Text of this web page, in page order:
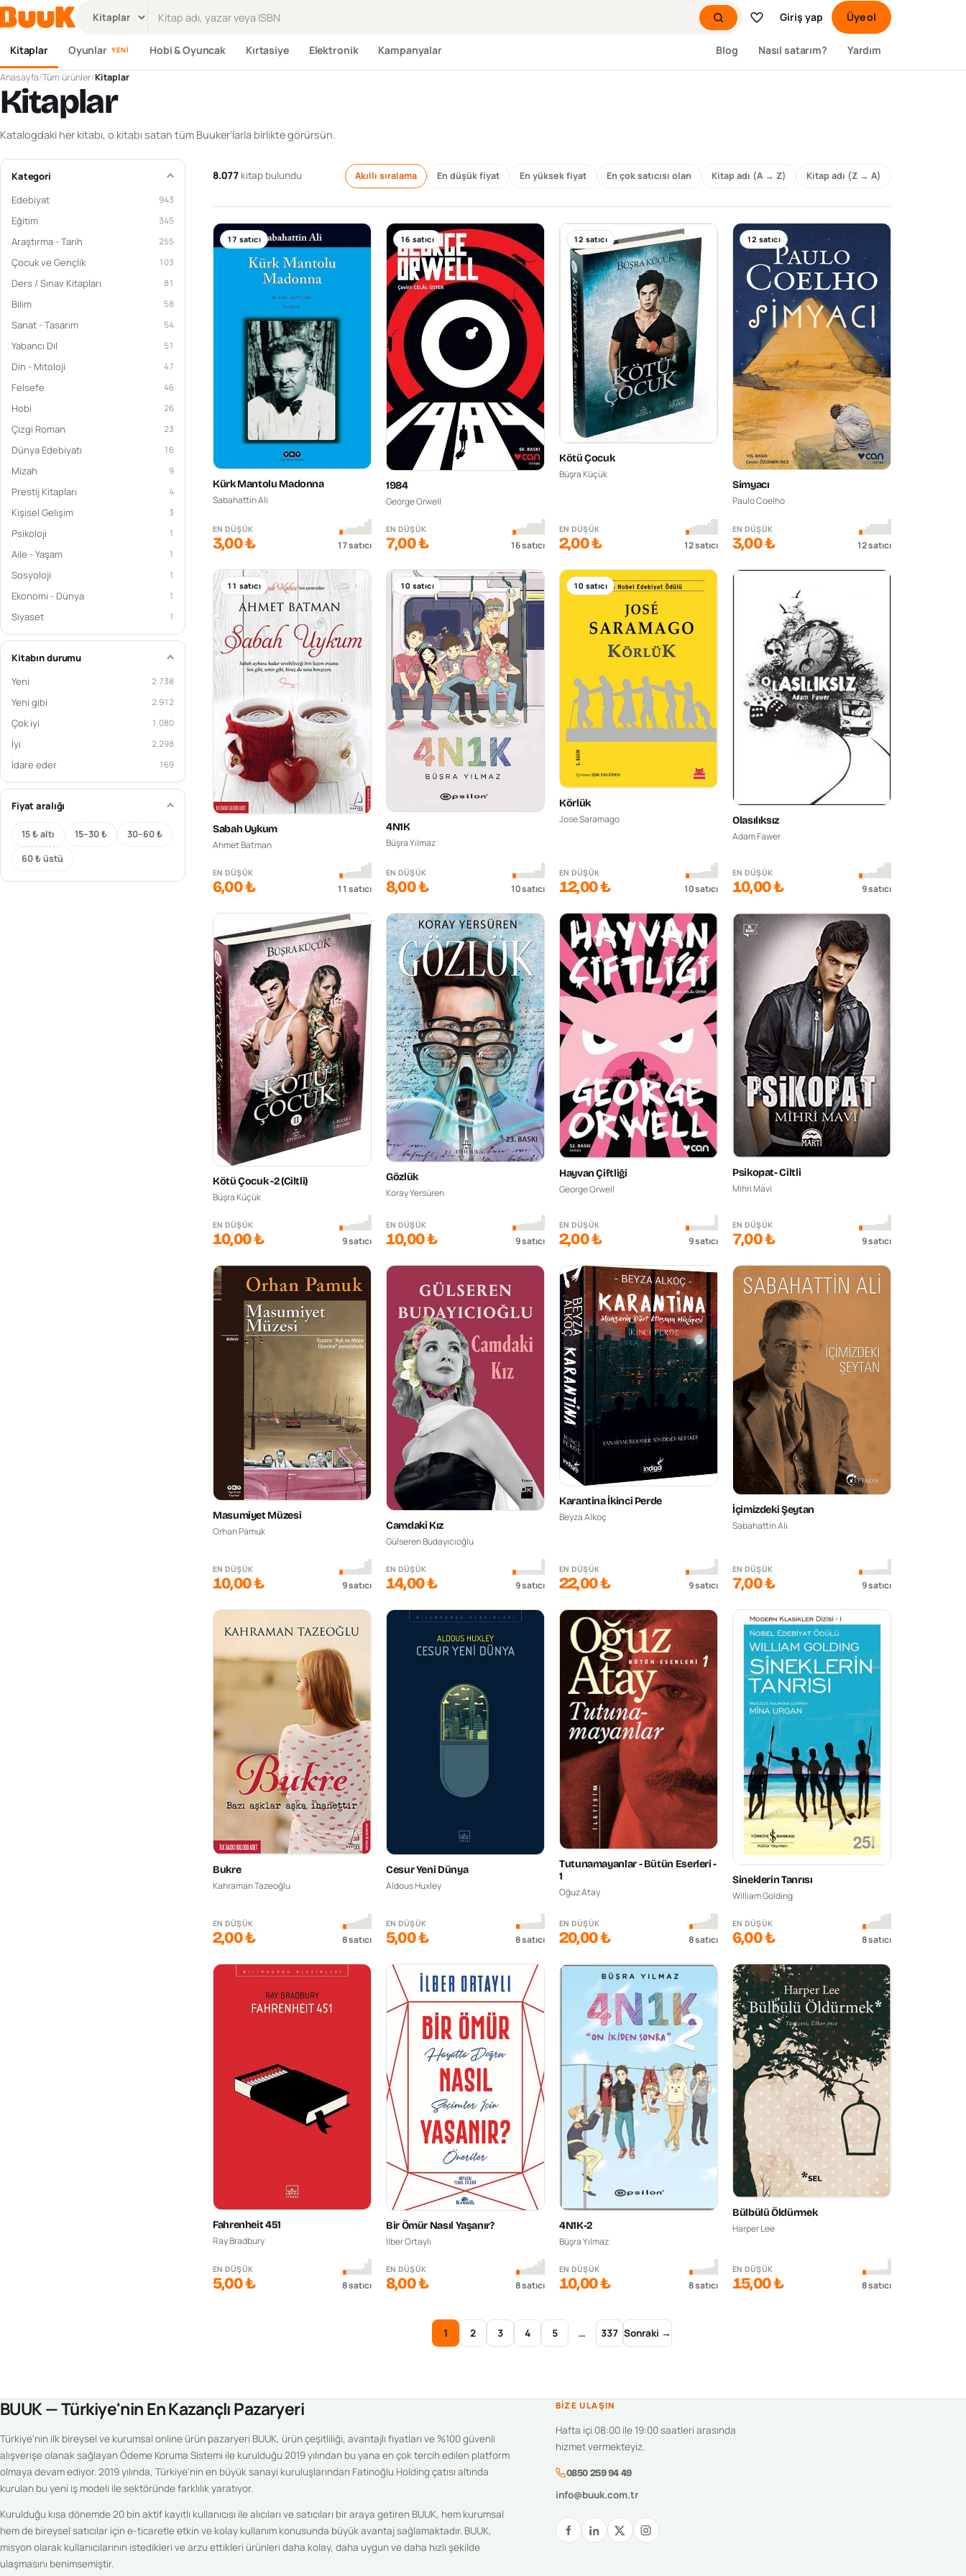
Giriş yap Üye ol
Kitaplar Oyunlar YENI Hobi & Oyuncak Kırtasiye Elektronik Kampanyalar Blog Nasıl satarım? Yardım
Anasayfa/Tüm ürünler/Kitaplar
Kitaplar
Katalogdaki her kitabı, o kitabı satan tüm Buuker’larla birlikte görürsün.
Kategori
Edebiyat
943
Eğitim 345
Araştırma - Tarih 255
Çocuk ve Gençlik 103
Ders / Sınav Kitapları 81
Bilim 58
Sanat - Tasarım 54
Yabancı Dil 51
Din - Mitoloji 47
Felsefe 46
Hobi 26
Çizgi Roman 23
Dünya Edebiyatı 16
Mizah 9
Prestij Kitapları 4
Kişisel Gelişim 3
Psikoloji 1
Aile - Yaşam 1
Sosyoloji 1
Ekonomi - Dünya 1
Siyaset 1
Kitabın durumu
Yeni
2.738
Yeni gibi 2.912
Çok iyi 1.080
İyi 2.298
İdare eder 169
Fiyat aralığı
15 ₺ altı 15–30 ₺
30–60 ₺
60 ₺ üstü
8.077 kitap bulundu Akıllı sıralama En düşük fiyat En yüksek fiyat En çok satıcısı olan Kitap adı (A → Z) Kitap adı (Z → A)
17 satıcı
Kürk Mantolu Madonna
Sabahattin Ali
EN DÜŞÜK
3,00 ₺ 17satıcı
16 satıcı
1984
George Orwell
EN DÜŞÜK
7,00 ₺ 16satıcı
12 satıcı
Kötü Çocuk
Büşra Küçük
EN DÜŞÜK
2,00 ₺ 12satıcı
12 satıcı
Simyacı
Paulo Coelho
EN DÜŞÜK
3,00 ₺ 12satıcı
11 satıcı
Sabah Uykum
Ahmet Batman
EN DÜŞÜK
6,00 ₺ 11 satıcı
10 satıcı
4N1K
Büşra Yılmaz
EN DÜŞÜK
8,00 ₺ 10satıcı
10 satıcı
Körlük
Jose Saramago
EN DÜŞÜK
12,00 ₺ 10satıcı
Olasılıksız
Adam Fawer
EN DÜŞÜK
10,00 ₺ 9satıcı
Kötü Çocuk -2 (Ciltli)
Büşra Küçük
EN DÜŞÜK
10,00 ₺ 9satıcı
Gözlük
Koray Yersüren
EN DÜŞÜK
10,00 ₺ 9satıcı
Hayvan Çiftliği
George Orwell
EN DÜŞÜK
2,00 ₺ 9satıcı
Psikopat- Ciltli
Mihri Mavi
EN DÜŞÜK
7,00 ₺ 9satıcı
Masumiyet Müzesi
Orhan Pamuk
EN DÜŞÜK
10,00 ₺ 9satıcı
Camdaki Kız
Gülseren Budayıcıoğlu
EN DÜŞÜK
14,00 ₺ 9satıcı
Karantina İkinci Perde
Beyza Alkoç
EN DÜŞÜK
22,00 ₺ 9satıcı
İçimizdeki Şeytan
Sabahattin Ali
EN DÜŞÜK
7,00 ₺ 9satıcı
Bukre
Kahraman Tazeoğlu
EN DÜŞÜK
2,00 ₺ 8satıcı
Cesur Yeni Dünya
Aldous Huxley
EN DÜŞÜK
5,00 ₺ 8satıcı
Tutunamayanlar - Bütün Eserleri -
1
Oğuz Atay
EN DÜŞÜK
20,00 ₺ 8satıcı
Sineklerin Tanrısı
William Golding
EN DÜŞÜK
6,00 ₺ 8satıcı
Fahrenheit 451
Ray Bradbury
EN DÜŞÜK
5,00 ₺ 8satıcı
Bir Ömür Nasıl Yaşanır?
İlber Ortaylı
EN DÜŞÜK
8,00 ₺ 8satıcı
4N1K-2
Büşra Yılmaz
EN DÜŞÜK
10,00 ₺ 8satıcı
Bülbülü Öldürmek
Harper Lee
EN DÜŞÜK
15,00 ₺ 8satıcı
1 2 3 4 5 … 337 Sonraki →
BUUK — Türkiye'nin En Kazançlı Pazaryeri
Türkiye'nin ilk bireysel ve kurumsal online ürün pazaryeri BUUK, ürün çeşitliliği, avantajlı fiyatları ve %100 güvenli
alışverişe olanak sağlayan Ödeme Koruma Sistemi ile kurulduğu 2019 yılından bu yana en çok tercih edilen platform
olmaya devam ediyor. 2019 yılında, Türkiye'nin en büyük sanayi kuruluşlarından Fatinoğlu Holding çatısı altında
kurulan bu yeni iş modeli ile sektöründe farklılık yaratıyor.
Kurulduğu kısa dönemde 20 bin aktif kayıtlı kullanıcısı ile alıcıları ve satıcıları bir araya getiren BUUK, hem kurumsal
hem de bireysel satıcılar için e-ticaretle etkin ve kolay kullanım konusunda büyük avantaj sağlamaktadır. BUUK,
misyon olarak kullanıcılarının istedikleri ve arzu ettikleri ürünleri daha kolay, daha uygun ve daha hızlı şekilde
ulaşmasını benimsemiştir.
BIZE ULAŞIN
Hafta içi 08:00 ile 19:00 saatleri arasında
hizmet vermekteyiz.
0850 259 94 49
info@buuk.com.tr